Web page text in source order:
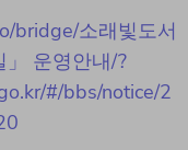
bridge/소래빛도서
」 운영안내/?
#/bbs/notice/2